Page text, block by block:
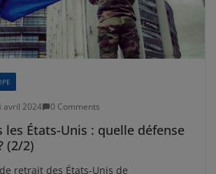
avril 2024 0 Comments
les États-Unis : quelle défense
(2/2)
retrait des États-Unis de